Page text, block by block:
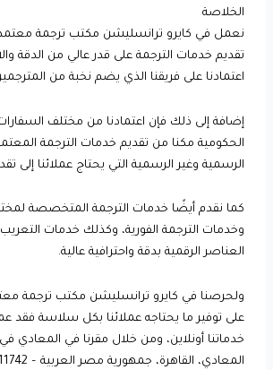
الخلاصة
نعمل في كايرو ترانسليشن مكتب ترجمة
تقديم خدمات الترجمة على قدر عالي من الدقة
اعتمادنا على فريقنا الذي يضم نخبة من
إضافة إلى ذلك فإن اعتمادنا من مختلف
الحكومية مكنا من تقديم خدمات الترجمة
الرسمية وغير الرسمية التي يحتاج عملائنا إلى
كما نقدم أيضًا خدمات الترجمة المتخصصة
وخدمات الترجمة الفورية، وكذلك خدمات
العناصر الرقمية بدقة واحترافية عالية.
ولحرصنا في كايرو ترانسليشن مكتب ترجمة
على توفير ما يحتاجه عملائنا بكل سلاسة فقد
خدماتنا أونلاين، ومن خلال مقرنا في المعادي